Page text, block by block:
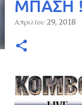
ΜΠΑΣΗ
Απριλίου 29, 2018